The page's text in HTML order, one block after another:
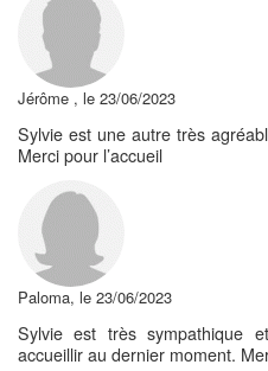
Jérôme , le 23/06/2023
Sylvie est une autre très
Merci pour l’accueil
Paloma, le 23/06/2023
Sylvie est très sympathique
accueillir au dernier moment.